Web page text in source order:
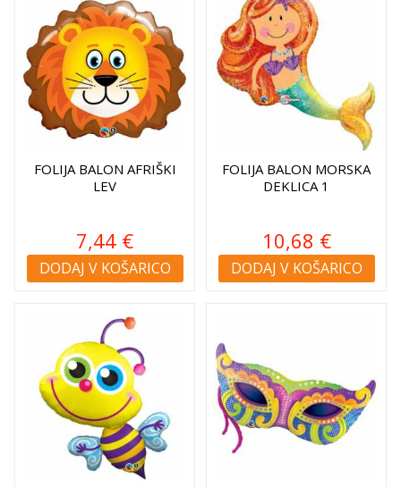
FOLIJA BALON AFRIŠKI
LEV
7,44 €
DODAJ V KOŠARICO
FOLIJA BALON MORSKA
DEKLICA 1
10,68 €
DODAJ V KOŠARICO